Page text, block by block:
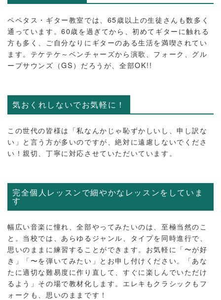
ペペタス・ギター教室では、65歳以上の生徒さんも数多く
通っています。60歳を過ぎてから、初めてギターに触れる
方も多く、ご自分なりにギターのある生活を満喫されてい
ます。テケテケ～ベンチャーズから演歌、フォーク、グル
ープサウンズ（GS）だろうが、全部OK!!
気おくれしないでお気軽に！
この世代の皆様は「私なんかじゃ恥ずかしいし、申し訳な
い」と言う方が多いのですが、絶対に遠慮しないでくださ
い！親切、丁寧に対応させていただいています。
完全個人レッスンで細やかなレッスンをしていま
す
幅広い音楽に憧れ、全部やってみたいのは、至極当然のこ
と。当校では、あらゆるジャンル、タイプを同時進行で、
思いのままに練習することができます。お気軽に「〜が好
き」「〜を弾いてみたい」とお申し付けください。「あな
たに適切な難易度に作り直して、すぐに楽しんでいただけ
るよう」その場で教材化します。エレキもクラシックもフ
ォークも、思いのままです！